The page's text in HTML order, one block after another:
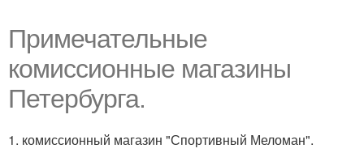
Примечательные
комиссионные магазины
Петербурга.
1. комиссионный магазин "Спортивный Меломан".